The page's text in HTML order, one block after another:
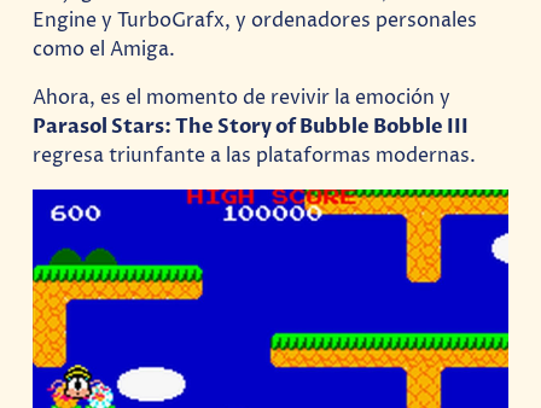
Engine y TurboGrafx, y ordenadores personales
como el Amiga.
Ahora, es el momento de revivir la emoción y
Parasol Stars: The Story of Bubble Bobble III
regresa triunfante a las plataformas modernas.